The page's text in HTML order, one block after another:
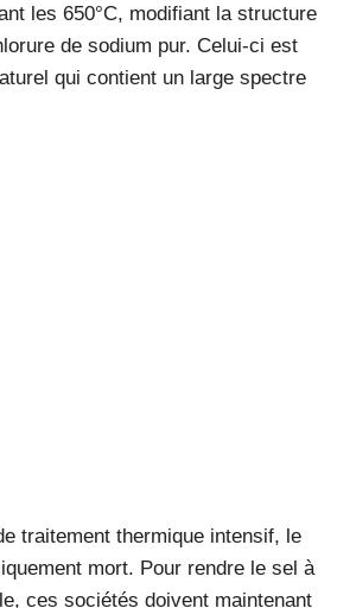
les 650°C, modifiant la structure
de sodium pur. Celui-ci est
qui contient un large spectre
traitement thermique intensif, le
mort. Pour rendre le sel à
ces sociétés doivent maintenant